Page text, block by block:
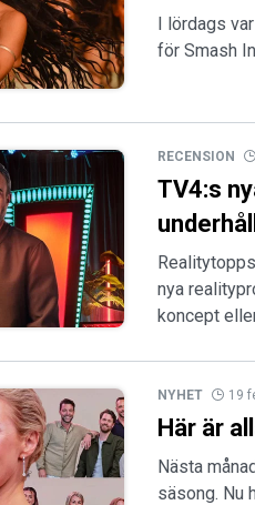
I lördags
för Smash
RECENSION
TV4:s
nya
koncept
NYHET 19
Här är
Nästa
säsong. Nu